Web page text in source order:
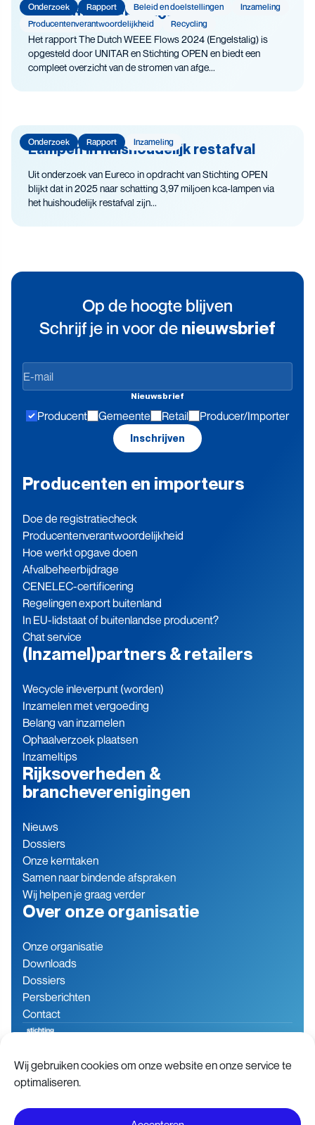
Wij gebruiken cookies om onze website en onze service te
optimaliseren.
Onderzoek Rapport Beleid en doelstellingen
Inzameling
Producenten­­­­verantwoor­delijk­heid
Recycling
The Dutch WEEE Flows
Het rapport The Dutch WEEE Flows 2024 (Engelstalig) is
opgesteld door UNITAR en Stichting OPEN en biedt een
compleet overzicht van de stromen van afge...
Onderzoek Rapport Inzameling
Lampen in huishoudelijk restafval
Uit onderzoek van Eureco in opdracht van Stichting OPEN
blijkt dat in 2025 naar schatting 3,97 miljoen kca-lampen via
het huishoudelijk restafval zijn...
Op de hoogte blijven
Schrijf je in voor de nieuwsbrief
Op
de
blijven
Nieuwsbrief
Producent Gemeente Retail Producer/Importer
Inschrijven
Producenten en importeurs
Doe de registratiecheck
Producenten­verantwoordelijkheid
Hoe werkt opgave doen
Afvalbeheerbijdrage
CENELEC-certificering
Regelingen export buitenland
In EU-lidstaat of buitenlandse producent?
Chat service
(Inzamel)partners & retailers
Wecycle inleverpunt (worden)
Inzamelen met vergoeding
Belang van inzamelen
Ophaalverzoek plaatsen
Inzameltips
Rijksoverheden &
brancheverenigingen
Nieuws
Dossiers
Onze kerntaken
Samen naar bindende afspraken
Wij helpen je graag verder
Over onze organisatie
Onze organisatie
Downloads
Dossiers
Persberichten
Contact
Baron de Coubertinlaan 7
2719 EN Zoetermeer